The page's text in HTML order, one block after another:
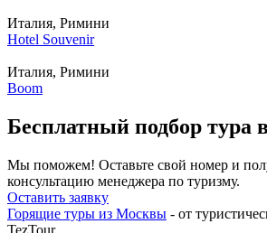
Италия, Римини
Hotel Souvenir
Италия, Римини
Boom
Бесплатный подбор тура
Мы поможем! Оставьте свой номер и
консультацию менеджера по туризму.
Оставить заявку
Горящие туры из Москвы - от
TezTour